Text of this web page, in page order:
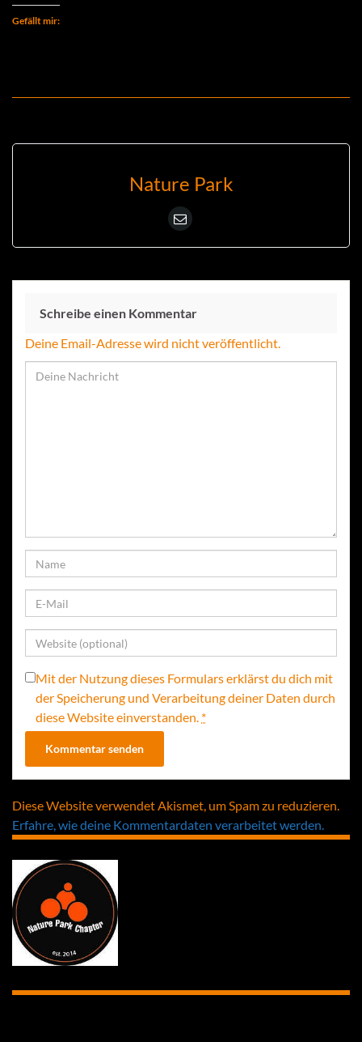
Gefällt mir:
Nature Park
Schreibe einen Kommentar
Deine Email-Adresse wird nicht veröffentlicht.
Mit der Nutzung dieses Formulars erklärst du dich mit
der Speicherung und Verarbeitung deiner Daten durch
diese Website einverstanden. *
Diese Website verwendet Akismet, um Spam zu reduzieren.
Erfahre, wie deine Kommentardaten verarbeitet werden.